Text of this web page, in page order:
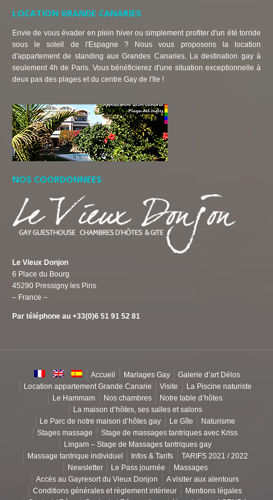
LOCATION GRANDE CANARIES
Envie de vous évader en plein hiver ou simplement profiter d'un été torride
sous le soleil de l'Espagne ? Nous vous proposons la location
d'appartement de standing aux Grandes Canaries. La destination gay à
seulement 4h de Paris. Vous bénéficierez d'une situation exceptionnelle à
deux pas des plages et du centre Gay de l'Ile !
NOS COORDONNEES
Le Vieux Donjon
6 Place du Bourg
45290 Pressigny les Pins
– France –
Par téléphone au +33(0)6 51 91 52 81
Accueil Mariages Gay
Galerie d’art Délos
Location appartement Grande Canarie
Visite
La Piscine naturiste
Le Hammam
Nos chambres
Notre table d’hôtes
La maison d’hôtes, ses salles et salons
Le Parc de notre maison d’hôtes gay
Le Gîte
Naturisme
Stages massage
Stage de massages tantriques avec Kriss
Lingam – Stage de Massages tantriques gay
Massage tantrique individuel
Infos & Tarifs
TARIFS 2021 / 2022
Newsletter
Le Pass journée
Massages
Accès au Gayresort du Vieux Donjon
A visiter aux alentours
Conditions générales et règlement intérieur
Mentions légales